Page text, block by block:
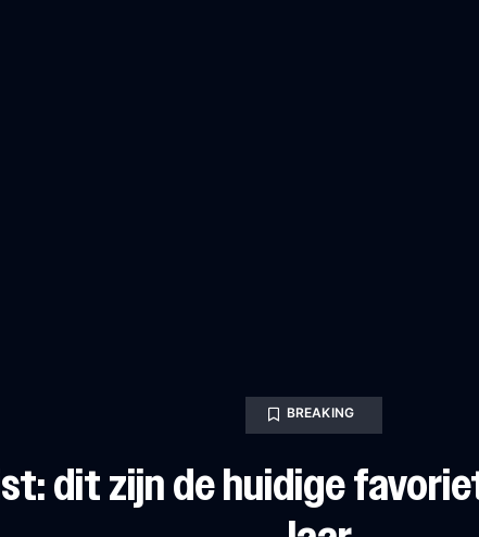
BREAKING
dit zijn de huidige